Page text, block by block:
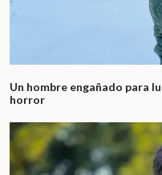
Un hombre engañado para
horror